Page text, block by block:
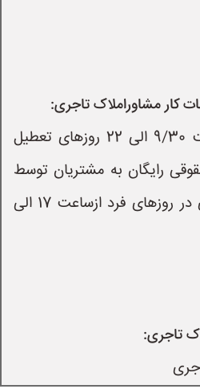
کار مشاوراملاک تاجری:
حضور همه روزه از ساعت 9/30 الی 22 روزهای تعطیل
حقوقی رایگان به مشتریان توسط
وکیل پایه یک دادگستری در روزهای فرد ازساعت 17 الی
تاجری: